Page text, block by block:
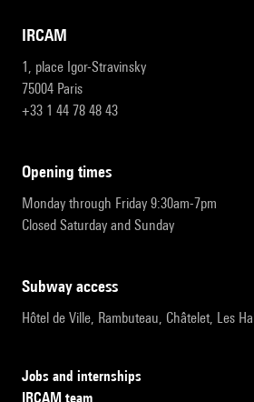
IRCAM
1, place Igor-Stravinsky
75004 Paris
+33 1 44 78 48 43
opening times
Monday through Friday 9:30am-7pm
Closed Saturday and Sunday
subway access
Hôtel de Ville, Rambuteau, Châtelet, Les
Jobs and internships
IRCAM team